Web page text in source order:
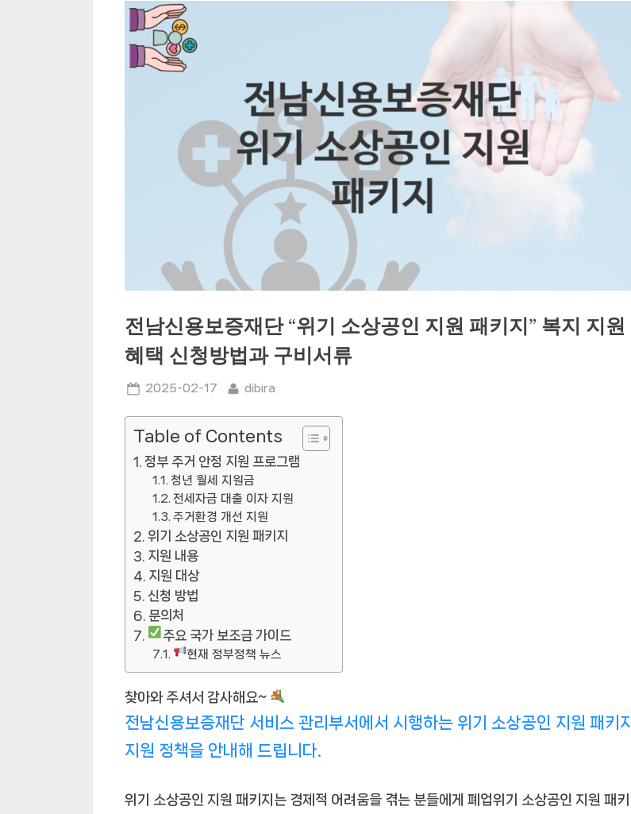
전남신용보증재단 “위기 소상공인 지원 패키지” 복지 지원
혜택 신청방법과 구비서류
Posted
2025-02-17 By
dibira
Table of Contents
정부 주거 안정 지원 프로그램
청년 월세 지원금
전세자금 대출 이자 지원
주거환경 개선 지원
위기 소상공인 지원 패키지
지원 내용
지원 대상
신청 방법
문의처
주요 국가 보조금 가이드
현재 정부정책 뉴스
찾아와 주셔서 감사해요~
전남신용보증재단 서비스 관리부서에서 시행하는 위기 소상공인 지원 패키지
지원 정책을 안내해 드립니다.
위기 소상공인 지원 패키지는 경제적 어려움을 겪는 분들에게 폐업위기 소상공인 지원 패키